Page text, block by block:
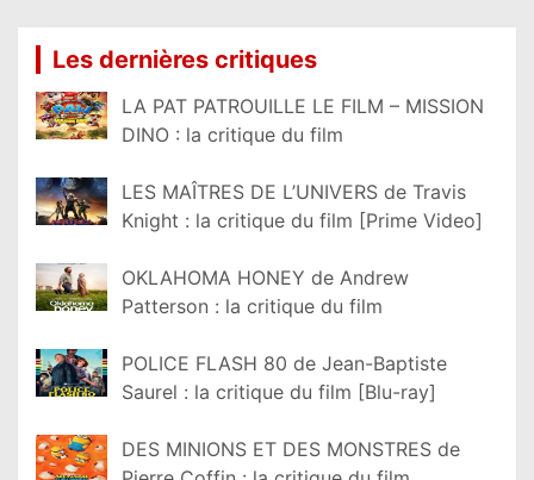
Les dernières critiques
LA PAT PATROUILLE LE FILM – MISSION
DINO : la critique du film
LES MAÎTRES DE L’UNIVERS de Travis
Knight : la critique du film [Prime Video]
OKLAHOMA HONEY de Andrew
Patterson : la critique du film
POLICE FLASH 80 de Jean-Baptiste
Saurel : la critique du film [Blu-ray]
DES MINIONS ET DES MONSTRES de